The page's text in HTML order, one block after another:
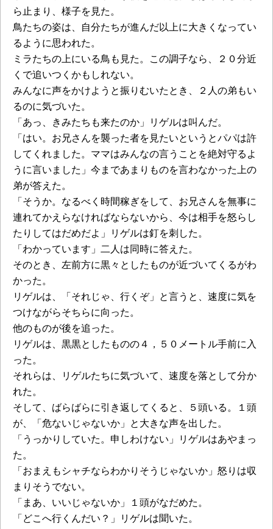
ら止まり、様子を見た。
鳥たちの姿は、自分たちが進んだ以上に大きくなってい
るように思われた。
ミラたちの上にいる鳥も見た。この調子なら、２０分近
くで追いつくかもしれない。
みんなに声をかけようと振りむいたとき、２人の弟もい
るのに気づいた。
「あっ、きみたちも来たのか」リゲルは叫んだ。
「はい。お兄さんを襲った者を見たいというとパパは許
してくれました。ママはみんなの言うことを絶対守るよ
うに言いました」今まであまりものを言わなかった上の
弟が答えた。
「そうか。なるべく時間稼ぎをして、お兄さんを無事に
連れてかえらなければならないから、今は相手を怒らし
たりしてはだめだよ」リゲルは釘を刺した。
「わかっています」二人は同時に答えた。
そのとき、左前方に黒々としたものが近づいてくるがわ
かった。
リゲルは、「それじゃ、行くぞ」と言うと、速度に気を
つけながらそちらに向った。
他のものが後を追った。
リゲルは、黒黒としたものの４，５０メートル手前に入
った。
それらは、リゲルたちに気づいて、速度を落として分か
れた。
そして、ばらばらに引き返してくると、５頭いる。１頭
が、「危ないじゃないか」と大きな声を出した。
「うっかりしていた。申しわけない」リゲルはあやまっ
た。
「おまえもシャチならわかりそうじゃないか」怒りは収
まりそうでない。
「まあ、いいじゃないか」１頭がなだめた。
「どこへ行くんだい？」リゲルは聞いた。